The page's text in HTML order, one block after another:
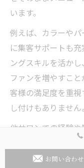
います。
例えば、カラーや
に集客サポートも
ングスキルを活か
ファンを増やすこ
客様の満足度を重視
し付けもありません。
他サロンでの経験
分らしい働き方」
技術力を活かした
お問い合わせ